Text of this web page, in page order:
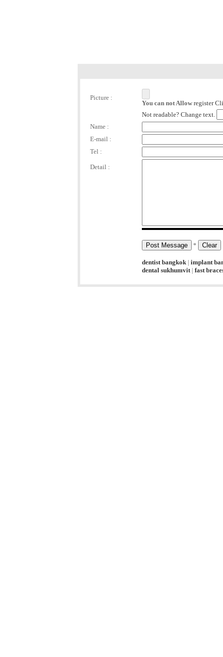
Picture :
You can not Allow register
Not readable? Change text.
Name :
E-mail :
Tel :
Detail :
*
dentist bangkok | implant
dental sukhumvit| fast